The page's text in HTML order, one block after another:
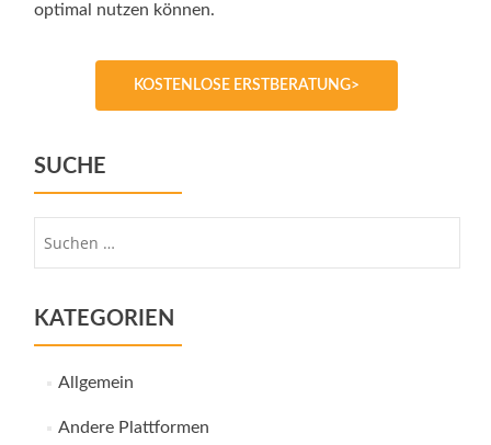
optimal nutzen können.
KOSTENLOSE ERSTBERATUNG>
SUCHE
KATEGORIEN
Allgemein
Andere Plattformen